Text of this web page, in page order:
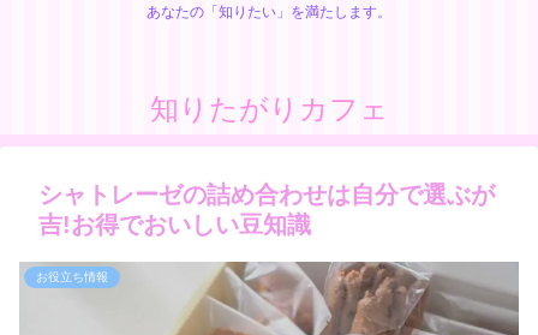
あなたの「知りたい」を満たします。
知りたがりカフェ
シャトレーゼの詰め合わせは自分で選ぶが
吉!お得でおいしい豆知識
お役立ち情報